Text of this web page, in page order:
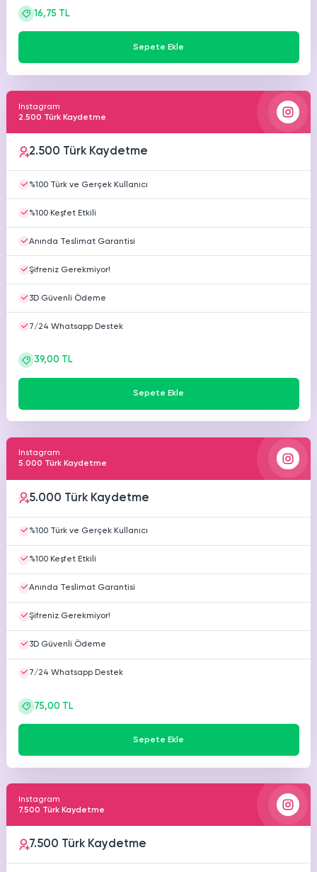
16,75 TL
Sepete Ekle
Instagram
2.500 Türk Kaydetme
2.500 Türk Kaydetme
%100 Türk ve Gerçek Kullanıcı
%100 Keşfet Etkili
Anında Teslimat Garantisi
Şifreniz Gerekmiyor!
3D Güvenli Ödeme
7/24 Whatsapp Destek
39,00 TL
Sepete Ekle
Instagram
5.000 Türk Kaydetme
5.000 Türk Kaydetme
%100 Türk ve Gerçek Kullanıcı
%100 Keşfet Etkili
Anında Teslimat Garantisi
Şifreniz Gerekmiyor!
3D Güvenli Ödeme
7/24 Whatsapp Destek
75,00 TL
Sepete Ekle
Instagram
7.500 Türk Kaydetme
7.500 Türk Kaydetme